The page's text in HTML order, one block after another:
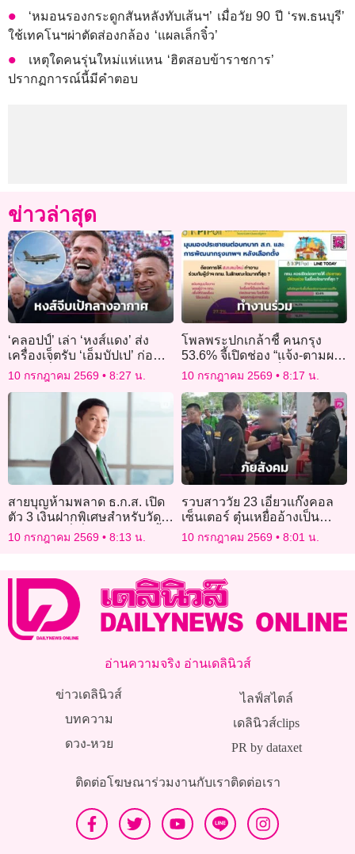
‘หมอนรองกระดูกสันหลังทับเส้นฯ’ เมื่อวัย 90 ปี ‘รพ.ธนบุรี’
ใช้เทคโนฯผ่าตัดส่องกล้อง ‘แผลเล็กจิ๋ว’
เหตุใดคนรุ่นใหม่แห่แหน ‘ฮิตสอบข้าราชการ’
ปรากฏการณ์นี้มีคำตอบ
ข่าวล่าสุด
‘คลอปป์’ เล่า ‘หงส์แดง’ ส่ง
เครื่องเจ็ตรับ ‘เอ็มบัปเป’ ก่อน
บินวนเพื่อเจรจาสัญญา
10 กรกฎาคม 2569 8:27 น.
โพลพระปกเกล้าชี้ คนกรุง
53.6% จี้เปิดช่อง “แจ้ง-ตามผล
แก้ปัญหา” อยากเห็น ส.ก. หนุน
ผู้ว่าฯ พัฒนาเมือง
10 กรกฎาคม 2569 8:17 น.
สายบุญห้ามพลาด ธ.ก.ส. เปิด
ตัว 3 เงินฝากพิเศษสำหรับวัด
และบุคคลที่เกี่ยวข้อง ดอกเบี้ย
10 กรกฎาคม 2569 8:13 น.
รวบสาววัย 23 เอี่ยวแก๊งคอล
เซ็นเตอร์ ตุ๋นเหยื่ออ้างเป็น
ตำรวจ-แบงก์ หลอกโอนเงิน
4.5 แสน
10 กรกฎาคม 2569 8:01 น.
อ่านความจริง อ่านเดลินิวส์
ข่าวเดลินิวส์
บทความ
ดวง-หวย
ไลฟ์สไตล์
เดลินิวส์clips
PR by dataxet
ติดต่อโฆษณาร่วมงานกับเราติดต่อเรา